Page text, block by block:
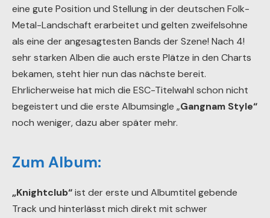
eine gute Position und Stellung in der deutschen Folk-
Metal-Landschaft erarbeitet und gelten zweifelsohne
als eine der angesagtesten Bands der Szene! Nach 4!
sehr starken Alben die auch erste Plätze in den Charts
bekamen, steht hier nun das nächste bereit.
Ehrlicherweise hat mich die ESC-Titelwahl schon nicht
begeistert und die erste Albumsingle „Gangnam Style“
noch weniger, dazu aber später mehr.
Zum Album:
„Knightclub“ist der erste und Albumtitel gebende
Track und hinterlässt mich direkt mit schwer